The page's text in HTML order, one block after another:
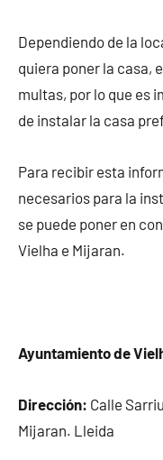
Dependiendo de la
quiera poner la casa,
multas, por lo que es
de instalar la casa
Para recibir esta
necesarios para la
se puede poner en
Vielha e Mijaran.
Ayuntamiento de
Dirección: Calle
Mijaran. Lleida